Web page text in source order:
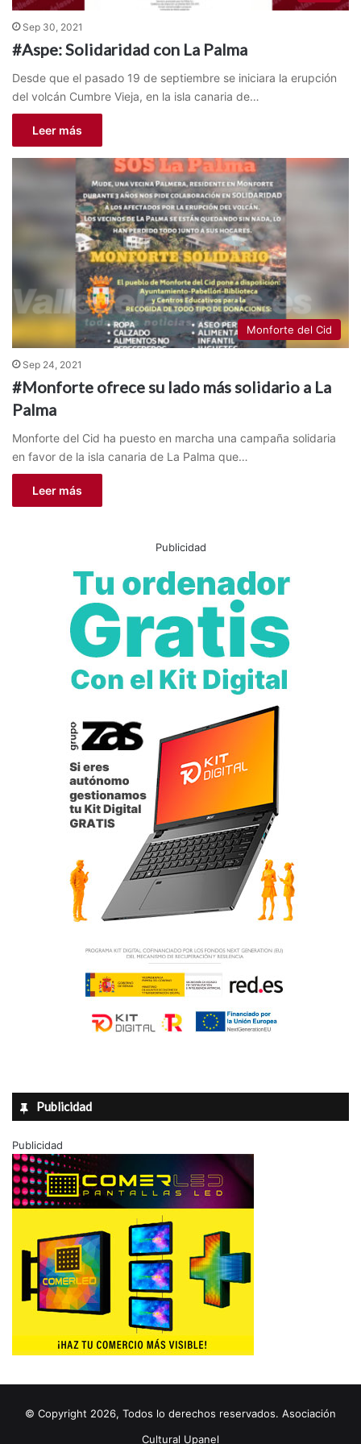
Sep 30, 2021
#Aspe: Solidaridad con La Palma
Desde que el pasado 19 de septiembre se iniciara la erupción
del volcán Cumbre Vieja, en la isla canaria de…
Leer más
Monforte del Cid
Sep 24, 2021
#Monforte ofrece su lado más solidario a La
Palma
Monforte del Cid ha puesto en marcha una campaña solidaria
en favor de la isla canaria de La Palma que…
Leer más
Publicidad
Publicidad
Publicidad
© Copyright 2026, Todos lo derechos reservados. Asociación
Cultural Upanel